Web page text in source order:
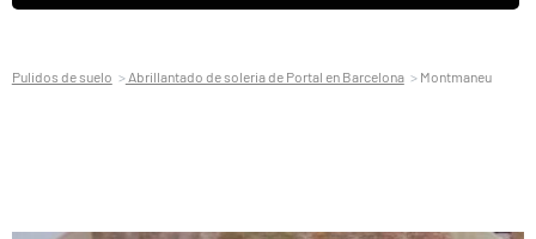
Pulidos de suelo Abrillantado de soleria de Portal en Barcelona Montmaneu